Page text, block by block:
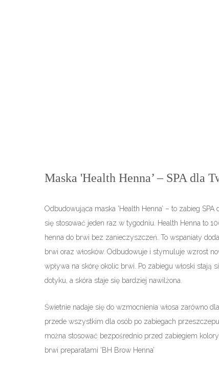
Maska 'Health Henna’ – SPA dla
Odbudowująca maska 'Health Henna’ – to zabieg SPA
się stosować jeden raz w tygodniu. Health Henna to
henna do brwi bez zanieczyszczeń. To wspaniały
brwi oraz włosków. Odbudowuje i stymuluje wzrost
wpływa na skórę okolic brwi. Po zabiegu włoski stają
dotyku, a skóra staje się bardziej nawilżona.
Świetnie nadaje się do wzmocnienia włosa zarówno
przede wszystkim dla osób po zabiegach
można stosować bezpośrednio przed zabiegiem
brwi preparatami 'BH Brow Henna’